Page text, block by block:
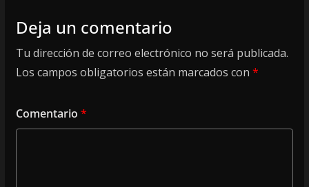
Deja un comentario
Tu dirección de correo electrónico no será publicada.
Los campos obligatorios están marcados con *
Comentario *